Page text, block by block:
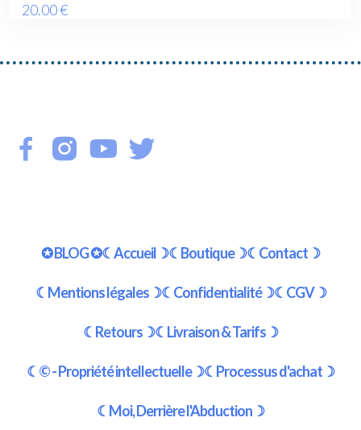
20.00€
✪ BLOG ✪☾Accueil☽☾Boutique☽☾Contact☽
☾Mentions légales☽☾Confidentialité☽☾CGV☽
☾Retours☽☾Livraison & Tarifs☽
☾© - Propriété intellectuelle☽☾Processus d'achat☽
☾Moi, Derrière l'Abduction☽